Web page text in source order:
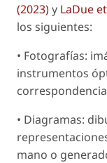
(2023)y LaDue
los siguientes:
• Fotografías:
instrumentos
• Diagramas:
mano o